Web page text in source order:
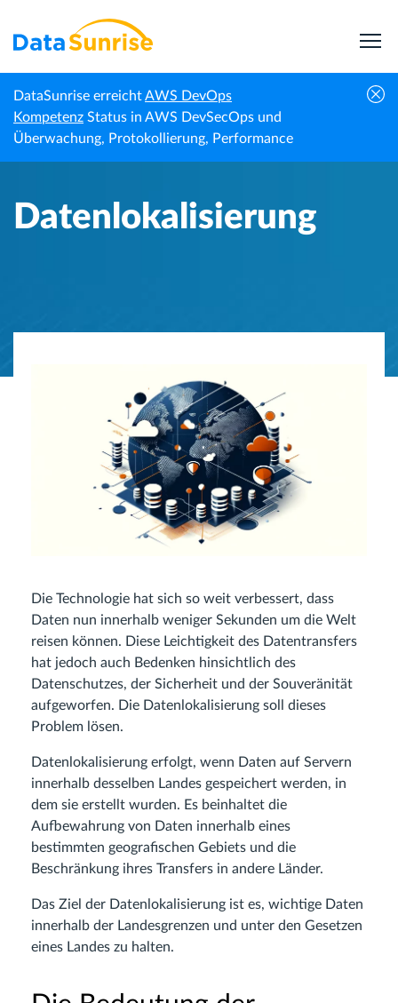
DataSunrise erreichtAWS DevOps
Kompetenz Status in AWS DevSecOps und
Überwachung, Protokollierung, Performance
Startseite Wissenszentrum Datenlokalisierung
Datenlokalisierung
Die Technologie hat sich so weit verbessert, dass
Daten nun innerhalb weniger Sekunden um die Welt
reisen können. Diese Leichtigkeit des Datentransfers
hat jedoch auch Bedenken hinsichtlich des
Datenschutzes, der Sicherheit und der Souveränität
aufgeworfen. Die Datenlokalisierung soll dieses
Problem lösen.
Datenlokalisierung erfolgt, wenn Daten auf Servern
innerhalb desselben Landes gespeichert werden, in
dem sie erstellt wurden. Es beinhaltet die
Aufbewahrung von Daten innerhalb eines
bestimmten geografischen Gebiets und die
Beschränkung ihres Transfers in andere Länder.
Das Ziel der Datenlokalisierung ist es, wichtige Daten
innerhalb der Landesgrenzen und unter den Gesetzen
eines Landes zu halten.